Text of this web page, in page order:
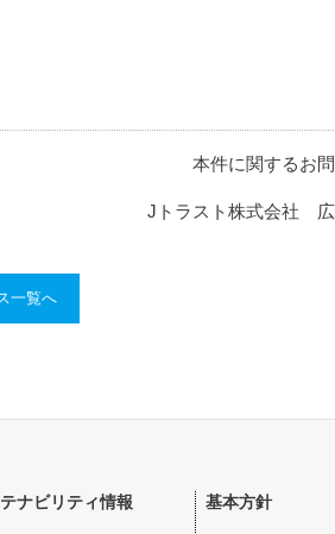
本件に関するお
Jトラスト株式会社 広
一覧へ
ナビリティ情報 基本方針